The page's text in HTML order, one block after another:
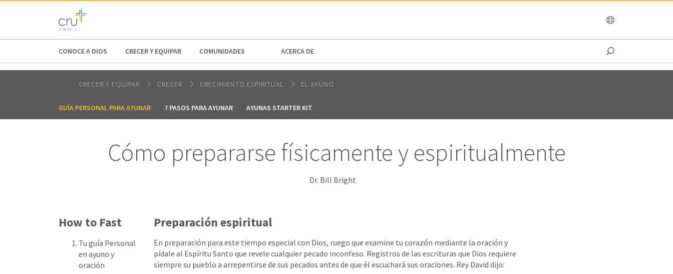
AFRICA
CONOCE A DIOS CRECER Y EQUIPAR COMUNIDADES ACERCA DE
CRECER Y EQUIPAR CRECER CRECIMIENTO ESPIRITUAL EL AYUNO
GUÍA PERSONAL PARA AYUNAR 7 PASOS PARA AYUNAR AYUNAS STARTER KIT
Cómo prepararse físicamente y espiritualmente
Dr. Bill Bright
How to Fast
Tu guía Personal
en ayuno y
oración
Preparación espiritual
En preparación para este tiempo especial con Dios, ruego que examine tu corazón mediante la oración y
pídale al Espíritu Santo que revele cualquier pecado inconfeso. Registros de las escrituras que Dios requiere
siempre su pueblo a arrepentirse de sus pecados antes de que él escuchará sus oraciones. Rey David dijo: